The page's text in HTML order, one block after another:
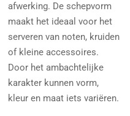
afwerking. De schepvorm
maakt het ideaal voor het
serveren van noten, kruiden
of kleine accessoires.
Door het ambachtelijke
karakter kunnen vorm,
kleur en maat iets variëren.